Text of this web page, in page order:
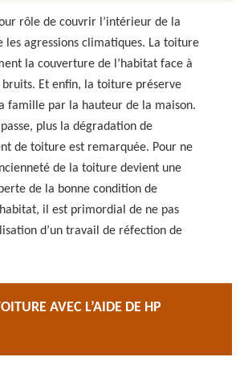
rôle de couvrir l’intérieur de la
les agressions climatiques. La toiture
la couverture de l’habitat face à
Et enfin, la toiture préserve
famille par la hauteur de la maison.
plus la dégradation de
de toiture est remarquée. Pour ne
de la toiture devient une
de la bonne condition de
il est primordial de ne pas
d’un travail de réfection de
AVEC L’AIDE DE HP